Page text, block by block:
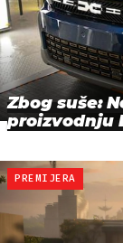
Zbog suše:
proizvodnju
PREMIJERA